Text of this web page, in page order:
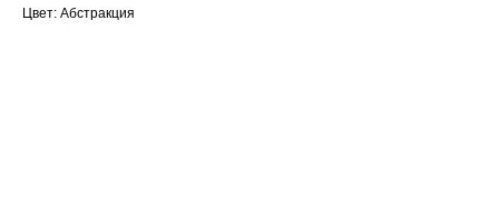
Цвет: Абстракция